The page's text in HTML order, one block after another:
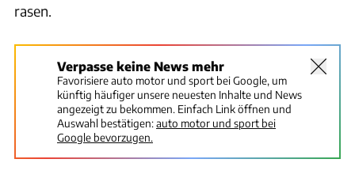
rasen.
Verpasse keine News mehr
Favorisiere auto motor und sport bei Google, um
künftig häufiger unsere neuesten Inhalte und News
angezeigt zu bekommen. Einfach Link öffnen und
Auswahl bestätigen:auto motor und sport bei
Google bevorzugen.